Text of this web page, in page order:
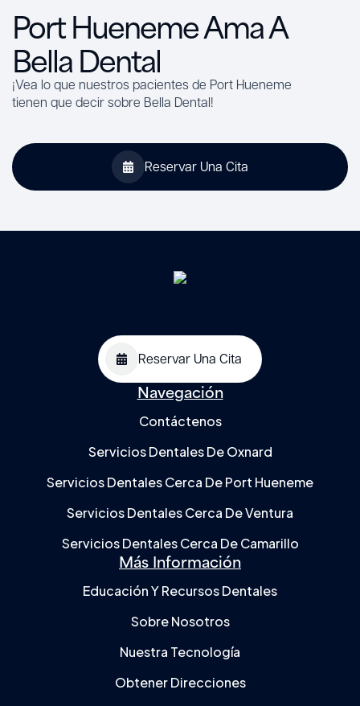
Port Hueneme Ama A
Bella Dental
¡Vea lo que nuestros pacientes de Port Hueneme
tienen que decir sobre Bella Dental!
Reservar Una Cita
Reservar Una Cita
Navegación
Contáctenos
Servicios Dentales De Oxnard
Servicios Dentales Cerca De Port Hueneme
Servicios Dentales Cerca De Ventura
Servicios Dentales Cerca De Camarillo
Más Información
Educación Y Recursos Dentales
Sobre Nosotros
Nuestra Tecnología
Obtener Direcciones